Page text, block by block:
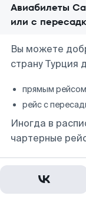
Авиабилеты
или с
Вы можете
страну Турция
прямым рейсом
рейс с
Иногда в
чартерные